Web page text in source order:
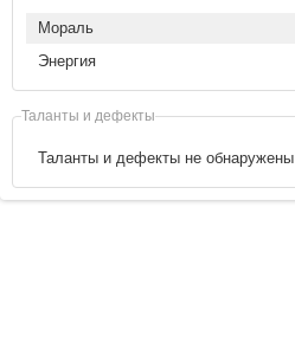
Мораль
Энергия
Таланты и дефекты
Таланты и дефекты не обнаружены